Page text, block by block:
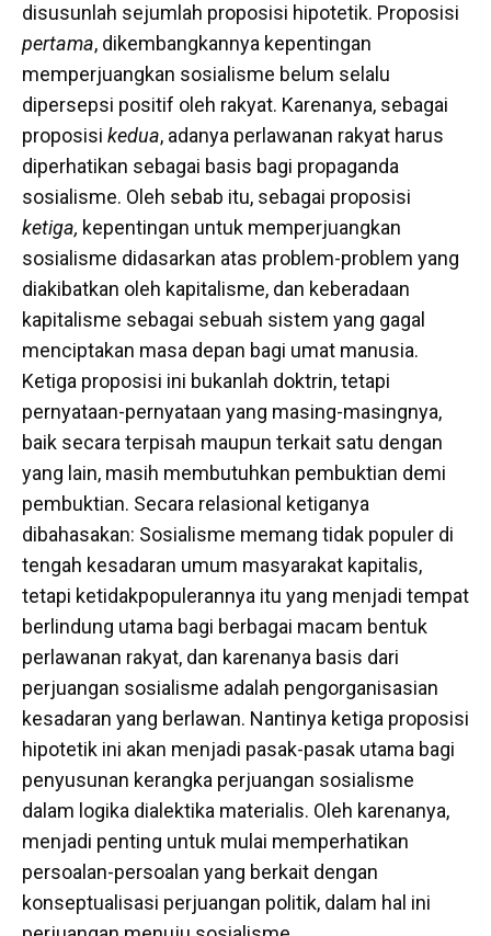
disusunlah sejumlah proposisi hipotetik. Proposisi
pertama, dikembangkannya kepentingan
memperjuangkan sosialisme belum selalu
dipersepsi positif oleh rakyat. Karenanya, sebagai
proposisi kedua, adanya perlawanan rakyat harus
diperhatikan sebagai basis bagi propaganda
sosialisme. Oleh sebab itu, sebagai proposisi
ketiga, kepentingan untuk memperjuangkan
sosialisme didasarkan atas problem-problem yang
diakibatkan oleh kapitalisme, dan keberadaan
kapitalisme sebagai sebuah sistem yang gagal
menciptakan masa depan bagi umat manusia.
Ketiga proposisi ini bukanlah doktrin, tetapi
pernyataan-pernyataan yang masing-masingnya,
baik secara terpisah maupun terkait satu dengan
yang lain, masih membutuhkan pembuktian demi
pembuktian. Secara relasional ketiganya
dibahasakan: Sosialisme memang tidak populer di
tengah kesadaran umum masyarakat kapitalis,
tetapi ketidakpopulerannya itu yang menjadi tempat
berlindung utama bagi berbagai macam bentuk
perlawanan rakyat, dan karenanya basis dari
perjuangan sosialisme adalah pengorganisasian
kesadaran yang berlawan. Nantinya ketiga proposisi
hipotetik ini akan menjadi pasak-pasak utama bagi
penyusunan kerangka perjuangan sosialisme
dalam logika dialektika materialis. Oleh karenanya,
menjadi penting untuk mulai memperhatikan
persoalan-persoalan yang berkait dengan
konseptualisasi perjuangan politik, dalam hal ini